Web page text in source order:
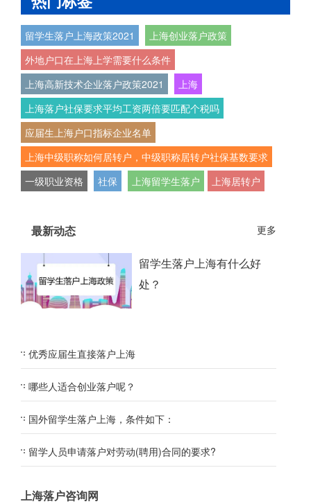
留学生落户上海政策2021
上海创业落户政策
外地户口在上海上学需要什么条件
上海高新技术企业落户政策2021
上海
上海落户社保要求平均工资两倍要匹配个税吗
应届生上海户口指标企业名单
上海中级职称如何居转户，中级职称居转户社保基数要求
一级职业资格
社保 上海留学生落户 上海居转户
最新动态 更多
留学生落户上海有什么好
处？
优秀应届生直接落户上海
哪些人适合创业落户呢？
国外留学生落户上海，条件如下：
留学人员申请落户对劳动(聘用)合同的要求?
上海落户咨询网